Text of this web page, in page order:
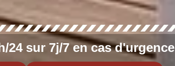
24 sur 7j/7 en cas d'urgence